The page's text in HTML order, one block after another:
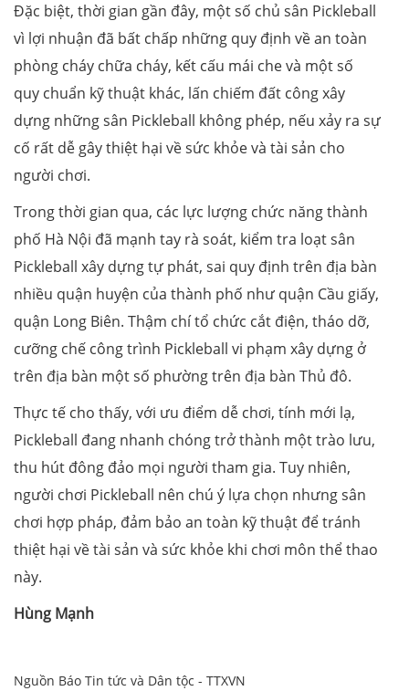
Đặc biệt, thời gian gần đây, một số chủ sân Pickleball
vì lợi nhuận đã bất chấp những quy định về an toàn
phòng cháy chữa cháy, kết cấu mái che và một số
quy chuẩn kỹ thuật khác, lấn chiếm đất công xây
dựng những sân Pickleball không phép, nếu xảy ra sự
cố rất dễ gây thiệt hại về sức khỏe và tài sản cho
người chơi.
Trong thời gian qua, các lực lượng chức năng thành
phố Hà Nội đã mạnh tay rà soát, kiểm tra loạt sân
Pickleball xây dựng tự phát, sai quy định trên địa bàn
nhiều quận huyện của thành phố như quận Cầu giấy,
quận Long Biên. Thậm chí tổ chức cắt điện, tháo dỡ,
cưỡng chế công trình Pickleball vi phạm xây dựng ở
trên địa bàn một số phường trên địa bàn Thủ đô.
Thực tế cho thấy, với ưu điểm dễ chơi, tính mới lạ,
Pickleball đang nhanh chóng trở thành một trào lưu,
thu hút đông đảo mọi người tham gia. Tuy nhiên,
người chơi Pickleball nên chú ý lựa chọn nhưng sân
chơi hợp pháp, đảm bảo an toàn kỹ thuật để tránh
thiệt hại về tài sản và sức khỏe khi chơi môn thể thao
này.
Hùng Mạnh
Nguồn Báo Tin tức và Dân tộc - TTXVN